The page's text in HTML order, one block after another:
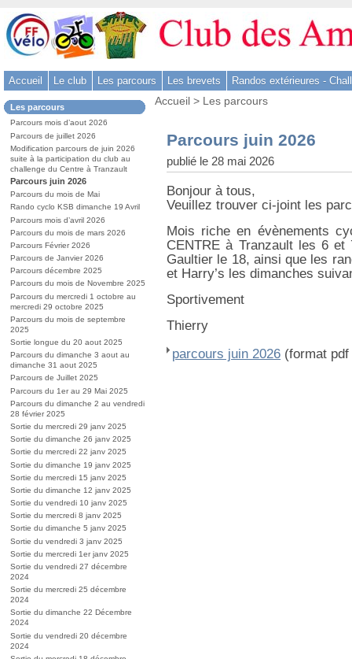
Aller
au
contenu
Aller
menu
-
Aller
à
la
recherche
Accueil Le club Les parcours Les brevets Randos extérieures -
Dans
la
rubrique
:
Les parcours
Parcours mois d’aout 2026
Parcours de juillet 2026
Modification parcours de juin 2026
suite à la participation du club au
challenge du Centre à Tranzault
Parcours juin 2026
Parcours du mois de Mai
Rando cyclo KSB dimanche 19 Avril
Parcours mois d’avril 2026
Parcours du mois de mars 2026
Parcours Février 2026
Parcours de Janvier 2026
Parcours décembre 2025
Parcours du mois de Novembre 2025
Parcours du mercredi 1 octobre au
mercredi 29 octobre 2025
Parcours du mois de septembre
2025
Sortie longue du 20 aout 2025
Parcours du dimanche 3 aout au
dimanche 31 aout 2025
Parcours de Juillet 2025
Parcours du 1er au 29 Mai 2025
Parcours du dimanche 2 au vendredi
28 février 2025
Sortie du mercredi 29 janv 2025
Sortie du dimanche 26 janv 2025
Sortie du mercredi 22 janv 2025
Sortie du dimanche 19 janv 2025
Sortie du mercredi 15 janv 2025
Sortie du dimanche 12 janv 2025
Sortie du vendredi 10 janv 2025
Sortie du mercredi 8 janv 2025
Sortie du dimanche 5 janv 2025
Sortie du vendredi 3 janv 2025
Sortie du mercredi 1er janv 2025
Sortie du vendredi 27 décembre
2024
Sortie du mercredi 25 décembre
2024
Sortie du dimanche 22 Décembre
2024
Sortie du vendredi 20 décembre
2024
Vous
Accueil > Les parcours
Parcours juin 2026
publié le 28 mai 2026
Bonjour à tous,
Veuillez trouver ci-joint les
Mois riche en évènements
CENTRE à Tranzault les 6
Gaultier le 18, ainsi que les
et Harry’s les dimanches
Sportivement
Thierry
parcours juin 2026 (format